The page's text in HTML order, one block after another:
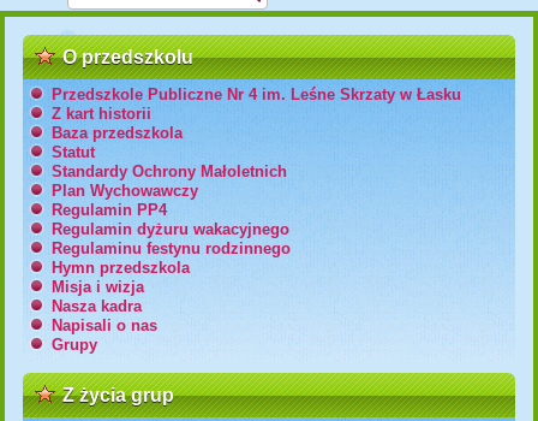
O przedszkolu
Przedszkole Publiczne Nr 4 im. Leśne Skrzaty w Łasku
Z kart historii
Baza przedszkola
Statut
Standardy Ochrony Małoletnich
Plan Wychowawczy
Regulamin PP4
Regulamin dyżuru wakacyjnego
Regulaminu festynu rodzinnego
Hymn przedszkola
Misja i wizja
Nasza kadra
Napisali o nas
Grupy
Z życia grup